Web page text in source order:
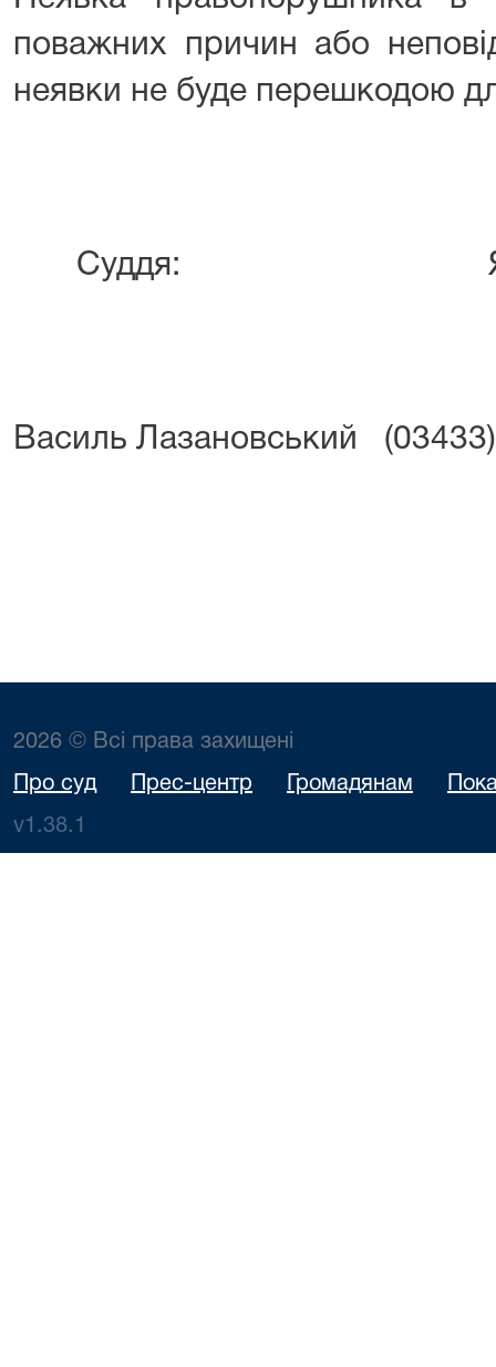
поважних причин або
неявки не буде перешкодою
Суддя:
Василь Лазановський
2026 © Всі права захищені
Про суд Прес-центр Громадянам
v1.38.1